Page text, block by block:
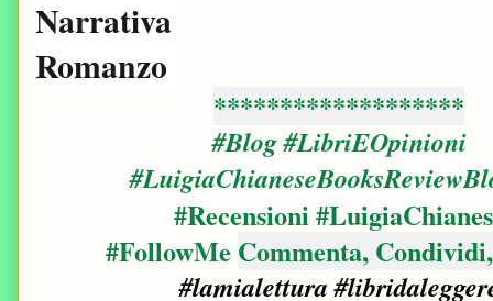
Narrativa
Romanzo
*******************
#Blog #LibriEOpinioni
#Recensioni
#FollowMe Commenta,
#lamialettura